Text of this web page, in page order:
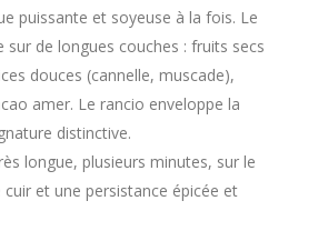
puissante et soyeuse à la fois. Le
sur de longues couches : fruits secs
douces (cannelle, muscade),
amer. Le rancio enveloppe la
distinctive.
longue, plusieurs minutes, sur le
cuir et une persistance épicée et